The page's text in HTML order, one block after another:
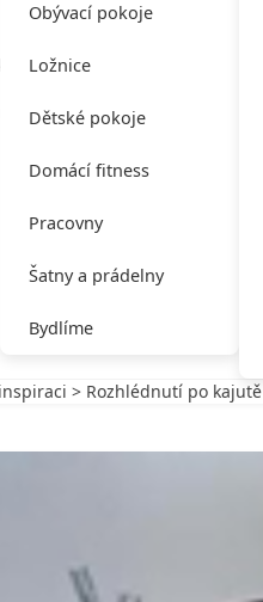
Obývací pokoje
Ložnice
Dětské pokoje
Domácí fitness
Pracovny
Šatny a prádelny
Bydlíme
> Rozhlédnutí po kajutě